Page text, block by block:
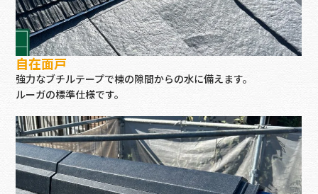
自在面戸
強力なブチルテープで棟の隙間からの水に備えます。
ルーガの標準仕様です。